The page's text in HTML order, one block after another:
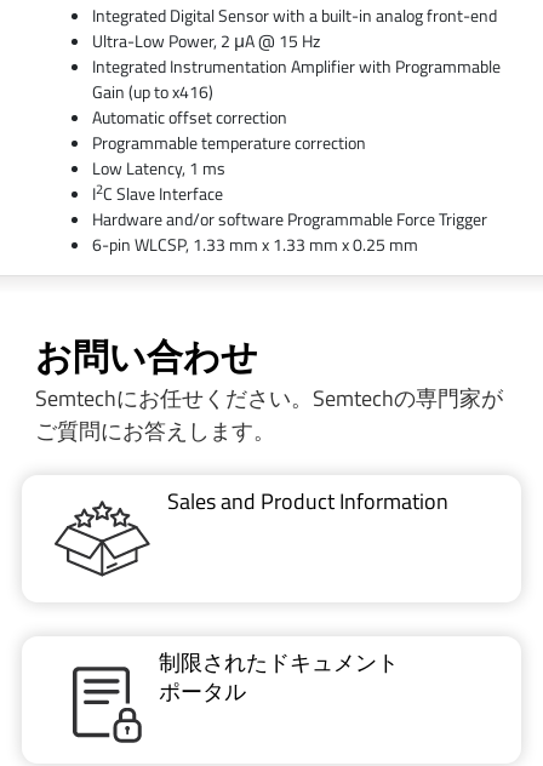
Integrated Digital Sensor with a built-in analog front-end
Ultra-Low Power, 2 μA @ 15 Hz
Integrated Instrumentation Amplifier with Programmable
Gain (up to x416)
Automatic offset correction
Programmable temperature correction
Low Latency, 1 ms
I2C Slave Interface
Hardware and/or software Programmable Force Trigger
6-pin WLCSP, 1.33 mm x 1.33 mm x 0.25 mm
お問い合わせ
Semtechにお任せください。Semtechの専門家が
ご質問にお答えします。
Sales and Product Information
制限されたドキュメント
ポータル